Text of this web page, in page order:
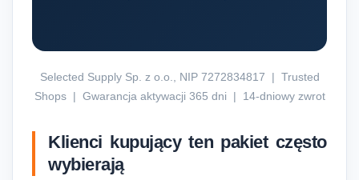
Selected Supply Sp. z o.o., NIP 7272834817 | Trusted
Shops | Gwarancja aktywacji 365 dni | 14-dniowy zwrot
Klienci kupujący ten pakiet często
wybierają